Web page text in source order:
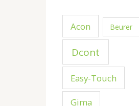
Acon Beurer
Dcont
Easy-Touch
Gima